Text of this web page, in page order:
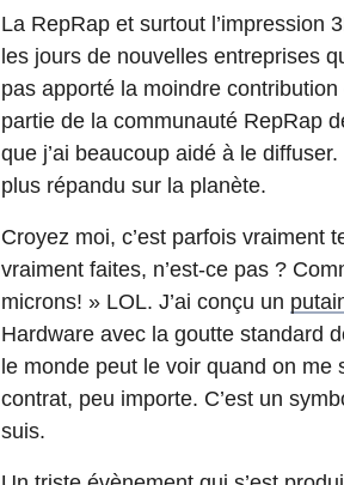
La RepRap et surtout l’impression
les jours de nouvelles entreprises
pas apporté la moindre
partie de la communauté RepRap
que j’ai beaucoup aidé à le diffuser.
plus répandu sur la planète.
Croyez moi, c’est parfois vraiment
vraiment faites, n’est-ce pas ?
microns! » LOL. J’ai conçu un
Hardware avec la goutte standard
le monde peut le voir quand on me
contrat, peu importe. C’est un
suis.